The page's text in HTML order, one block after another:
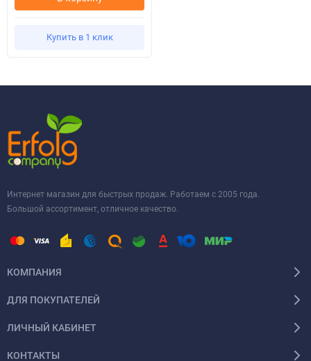
Купить в 1 клик
Интернет магазин для быстрых продаж. Работаем с 2005 года.
Большой ассортимент, отличное качество.
КОМПАНИЯ
ДЛЯ ПОКУПАТЕЛЕЙ
ЛИЧНЫЙ КАБИНЕТ
КОНТАКТЫ